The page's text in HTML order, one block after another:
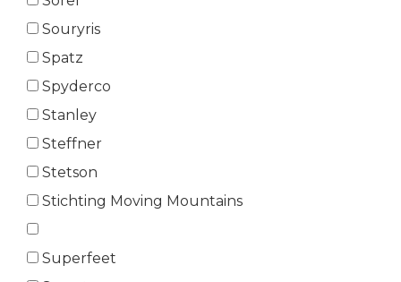
Souryris
Spatz
Spyderco
Stanley
Steffner
Stetson
Stichting Moving Mountains
Superfeet